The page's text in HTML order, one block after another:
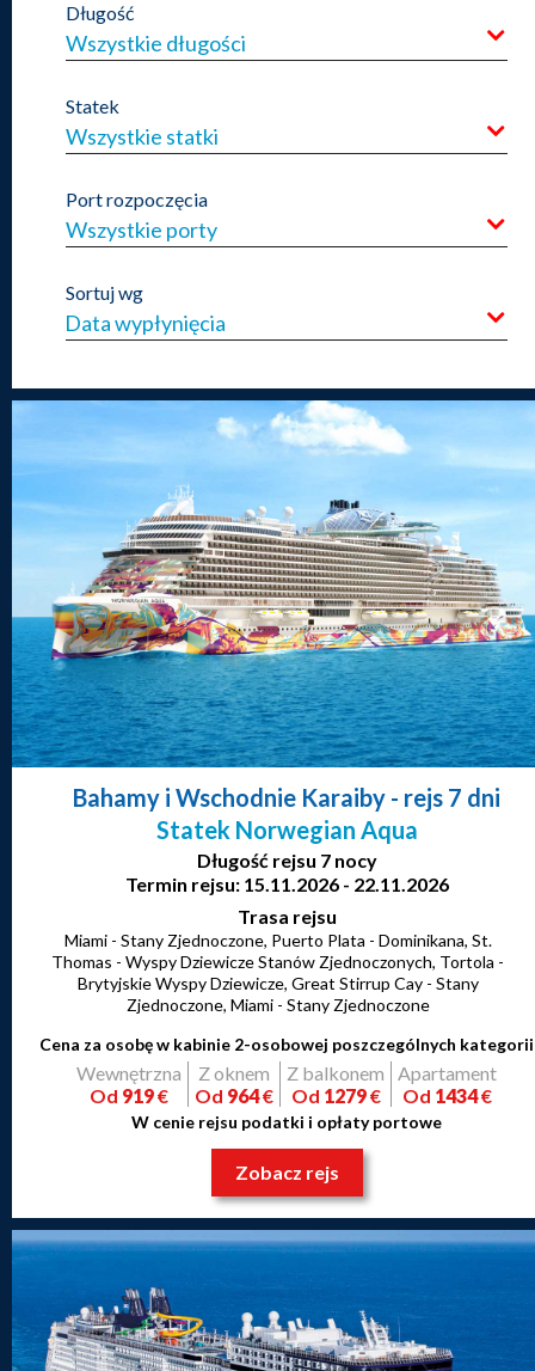
Długość
Wszystkie długości
Statek
Wszystkie statki
Port rozpoczęcia
Wszystkie porty
Sortuj wg
Bahamy i Wschodnie Karaiby - rejs 7 dni
Statek Norwegian Aqua
Długość rejsu 7 nocy
Termin rejsu: 15.11.2026 - 22.11.2026
Trasa rejsu
Miami - Stany Zjednoczone, Puerto Plata - Dominikana, St.
Thomas - Wyspy Dziewicze Stanów Zjednoczonych, Tortola -
Brytyjskie Wyspy Dziewicze, Great Stirrup Cay - Stany
Zjednoczone, Miami - Stany Zjednoczone
Cena za osobę w kabinie 2-osobowej poszczególnych kategorii
Wewnętrzna
Od 919€
Z oknem
Od 964€
Z balkonem
Od 1279€
Apartament
Od 1434€
W cenie rejsu podatki i opłaty portowe
Zobacz rejs